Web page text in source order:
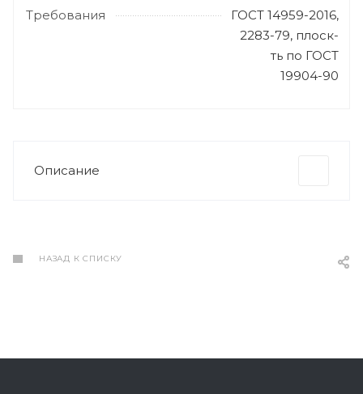
Требования
ГОСТ 14959-2016,
2283-79, плоск-
ть по ГОСТ
19904-90
Описание
НАЗАД К СПИСКУ